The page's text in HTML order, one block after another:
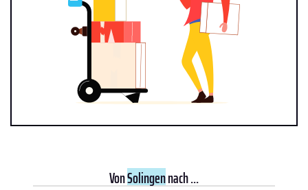
VonSolingennach ...